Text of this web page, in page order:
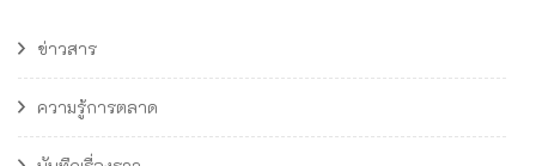
ข่าวสาร
ความรู้การตลาด